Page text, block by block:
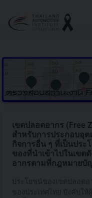
เขตปลอดอากร (Free
สำหรับการประกอบอุ
กิจการอื่น ๆ ที่เป็นประ
ของที่นำเข้าไปในเขต
อากรตามที่กฎหมาย